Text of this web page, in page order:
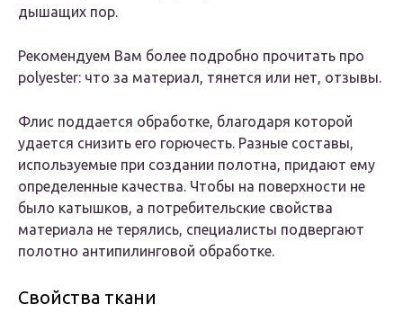
дышащих пор.
Рекомендуем Вам более подробно прочитать про
polyester: что за материал, тянется или нет, отзывы.
Флис поддается обработке, благодаря которой
удается снизить его горючесть. Разные составы,
используемые при создании полотна, придают ему
определенные качества. Чтобы на поверхности не
было катышков, а потребительские свойства
материала не терялись, специалисты подвергают
полотно антипилинговой обработке.
Свойства ткани